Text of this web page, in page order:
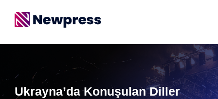
Ukrayna’da Konuşulan Diller